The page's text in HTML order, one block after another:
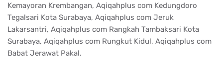
Kemayoran Krembangan, Aqiqahplus com Kedungdoro
Tegalsari Kota Surabaya, Aqiqahplus com Jeruk
Lakarsantri, Aqiqahplus com Rangkah Tambaksari Kota
Surabaya, Aqiqahplus com Rungkut Kidul, Aqiqahplus com
Babat Jerawat Pakal.